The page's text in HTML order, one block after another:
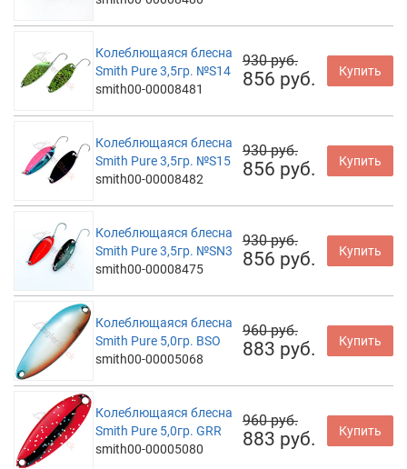
Колеблющаяся блесна
Smith Pure 3,5гр. №S14
smith00-00008481
930 руб.
856 руб. Купить
Колеблющаяся блесна
Smith Pure 3,5гр. №S15
smith00-00008482
930 руб.
856 руб. Купить
Колеблющаяся блесна
Smith Pure 3,5гр. №SN3
smith00-00008475
930 руб.
856 руб. Купить
Колеблющаяся блесна
Smith Pure 5,0гр. BSO
smith00-00005068
960 руб.
883 руб. Купить
Колеблющаяся блесна
Smith Pure 5,0гр. GRR
smith00-00005080
960 руб.
883 руб. Купить